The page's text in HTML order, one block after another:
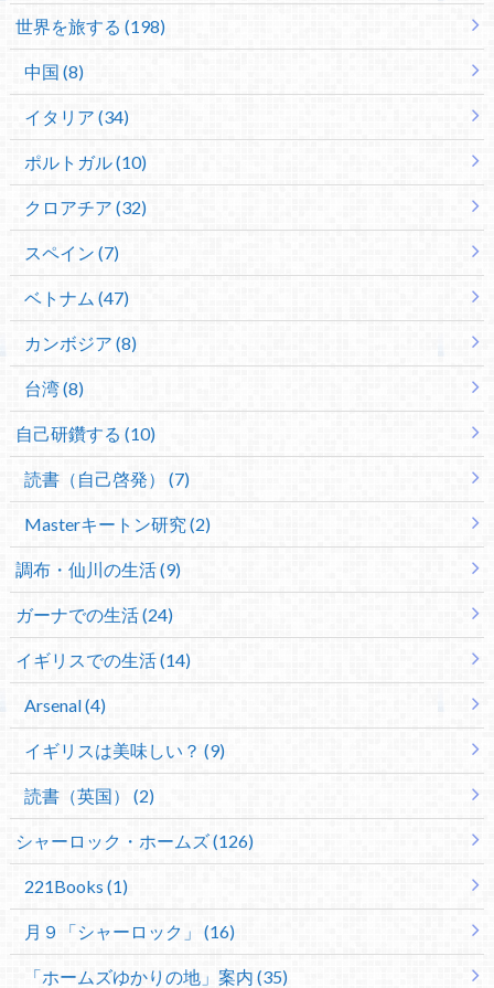
世界を旅する (198)
中国 (8)
イタリア (34)
ポルトガル (10)
クロアチア (32)
スペイン (7)
ベトナム (47)
カンボジア (8)
台湾 (8)
自己研鑽する (10)
読書（自己啓発） (7)
Masterキートン研究 (2)
調布・仙川の生活 (9)
ガーナでの生活 (24)
イギリスでの生活 (14)
Arsenal (4)
イギリスは美味しい？ (9)
読書（英国） (2)
シャーロック・ホームズ (126)
221Books (1)
月９「シャーロック」 (16)
「ホームズゆかりの地」案内 (35)